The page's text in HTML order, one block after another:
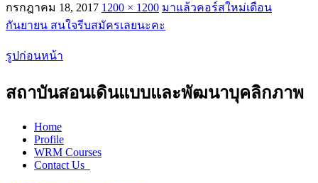
กรกฎาคม 18, 2017 1200 × 1200 มาแล้วคอร์สใหม่เดือน
กันยายน สนใจรีบสมัครเลยนะคะ
รูปก่อนหน้า
สถาบันสอนเดินแบบและพัฒนาบุคลิกภาพ
Home
Profile
WRM Courses
Contact Us_